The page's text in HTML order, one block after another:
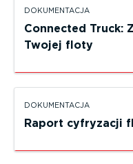
DOKUMEN­TACJA
Connected Truck:
Twojej floty
DOKUMEN­TACJA
Raport cyfryzacji